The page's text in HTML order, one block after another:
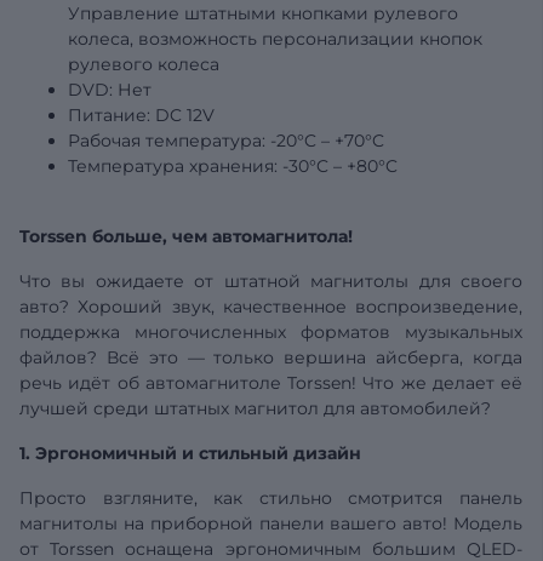
Управление штатными кнопками рулевого
колеса, возможность персонализации кнопок
рулевого колеса
DVD: Нет
Питание: DC 12V
Рабочая температура: -20°C – +70°C
Температура хранения: -30°C – +80°C
Torssen больше, чем автомагнитола!
Что вы ожидаете от штатной магнитолы для своего
авто? Хороший звук, качественное воспроизведение,
поддержка многочисленных форматов музыкальных
файлов? Всё это — только вершина айсберга, когда
речь идёт об автомагнитоле Torssen! Что же делает её
лучшей среди штатных магнитол для автомобилей?
1. Эргономичный и стильный дизайн
Просто взгляните, как стильно смотрится панель
магнитолы на приборной панели вашего авто! Модель
от Torssen оснащена эргономичным большим QLED-